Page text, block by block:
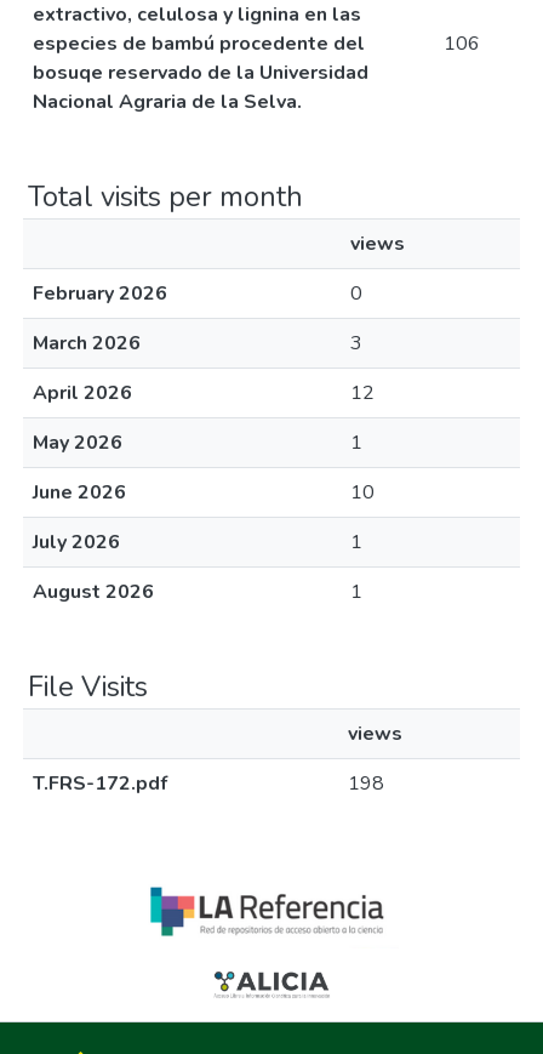
extractivo, celulosa y lignina en las
especies de bambú procedente del
bosuqe reservado de la Universidad
Nacional Agraria de la Selva.
106
Total visits per month
views
February 2026
0
March 2026
3
April 2026
12
May 2026
1
June 2026
10
July 2026
1
August 2026
1
File Visits
views
T.FRS-172.pdf
198